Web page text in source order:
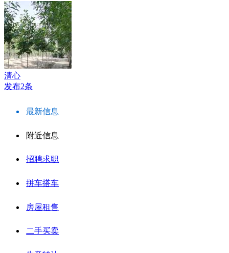
清心
发布2条
最新信息
附近信息
招聘求职
拼车搭车
房屋租售
二手买卖